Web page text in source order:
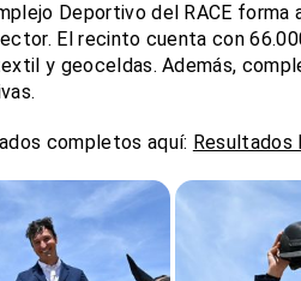
Deportivo del RACE
El recinto cuenta con
y geoceldas. Además,
completos aquí: Resultados